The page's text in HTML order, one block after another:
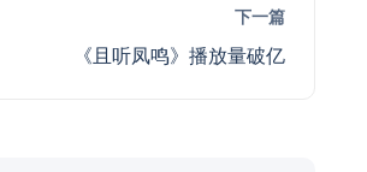
下一篇
《且听凤鸣》播放量破亿